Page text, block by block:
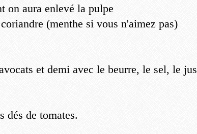
on aura enlevé la pulpe
(menthe si vous n'aimez pas)
et demi avec le beurre, le sel, le jus
dés de tomates.